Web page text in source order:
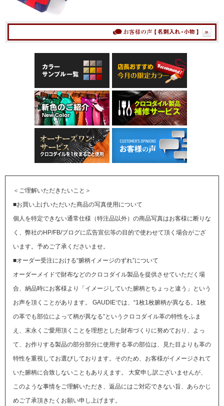
＜ご理解いただきたいこと＞
■お買い上げいただいた商品の写真使用について
個人を特定できない通常仕様（特注品以外）の商品写真はお客様に断りな
く、弊社のHP/FB/ブログに広告宣伝等の目的で使わせて頂く場合がござ
います。予めご了承くださいませ。
■オーダー受注における“腑柄イメージのずれ”について
オーダーメイドで財布などのクロコダイル製品を提供させていただく場
合、納品時にお客様より「イメージしていた腑柄とちょっと違う」という
お声を頂くことがあります。
GAUDIEでは、“1枚1枚腑柄が異なる。1枚
の革でも部位によって柄が異なる”というクロコダイル革の特性をふま
え、末永くご愛用頂くことを理想とした財布づくりに努めており、よっ
て、お作りする製品の部分部分に使用する革の部位は、見た目よりも革の
特性を重視してお選びしております。そのため、お客様がイメージされて
いた腑柄に合致しないこともありえます。
大変申し訳ございませんが、
このような事情をご理解いただき、返品にはご対応できない旨、あらかじ
めご了承頂きたくお願い申し上げます。